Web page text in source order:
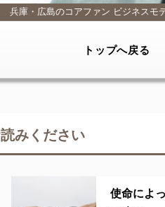
兵庫・広島のコアファン ビジネスモ
トップへ戻る
みください
使命によ